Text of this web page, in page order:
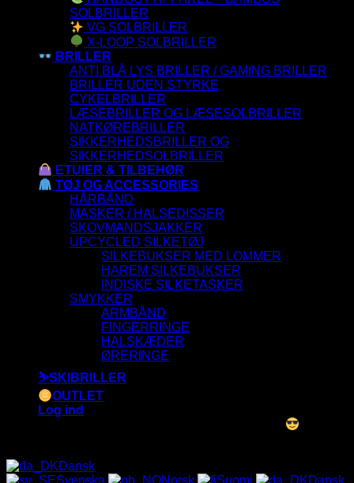
SOLBRILLER
VG SOLBRILLER
X-LOOP SOLBRILLER
BRILLER
ANTI BLÅ LYS BRILLER / GAMING BRILLER
BRILLER UDEN STYRKE
CYKELBRILLER
LÆSEBRILLER OG LÆSESOLBRILLER
NATKØREBRILLER
SIKKERHEDSBRILLER OG
SIKKERHEDSOLBRILLER
ETUIER & TILBEHØR
TØJ OG ACCESSORIES
HÅRBÅND
MASKER / HALSEDISSER
SKOVMANDSJAKKER
UPCYCLED SILKETØJ
SILKEBUKSER MED LOMMER
HAREM SILKEBUKSER
INDISKE SILKETASKER
SMYKKER
ARMBÅND
FINGERRINGE
HALSKÆDER
ØRERINGE
⛷️SKIBRILLER
OUTLET
Log ind
Dansk
Svenska
Norsk Suomi Dansk